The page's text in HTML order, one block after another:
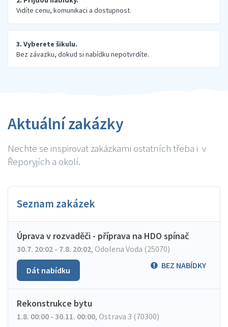
Vidíte cenu, komunikaci a dostupnost.
3. Vyberete šikulu.
Bez závazku, dokud si nabídku nepotvrdíte.
Aktuální zakázky
Nechte se inspirovat zakázkami ostatních třeba i v
Řeporyjích a okolí.
Seznam zakázek
Úprava v rozvaděči - příprava na HDO spínač
30.7. 20:02 - 7.8. 20:02, Odolena Voda (25070)
BEZ NABÍDKY
Dát nabídku
Rekonstrukce bytu
1.8. 00:00 - 30.11. 00:00, Ostrava 3 (70300)